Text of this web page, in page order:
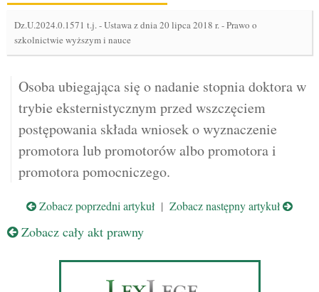
Dz.U.2024.0.1571 t.j.-Ustawa z dnia 20 lipca 2018 r. - Prawo o
szkolnictwie wyższym i nauce
Osoba ubiegająca się o nadanie stopnia doktora w
trybie eksternistycznym przed wszczęciem
postępowania składa wniosek o wyznaczenie
promotora lub promotorów albo promotora i
promotora pomocniczego.
Zobacz poprzedni artykuł | Zobacz następny artykuł
Zobacz cały akt prawny